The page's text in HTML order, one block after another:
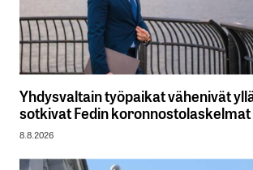
Yhdysvaltain työpaikat vähenivät
sotkivat Fedin koronnostolaskelmat
8.8.2026